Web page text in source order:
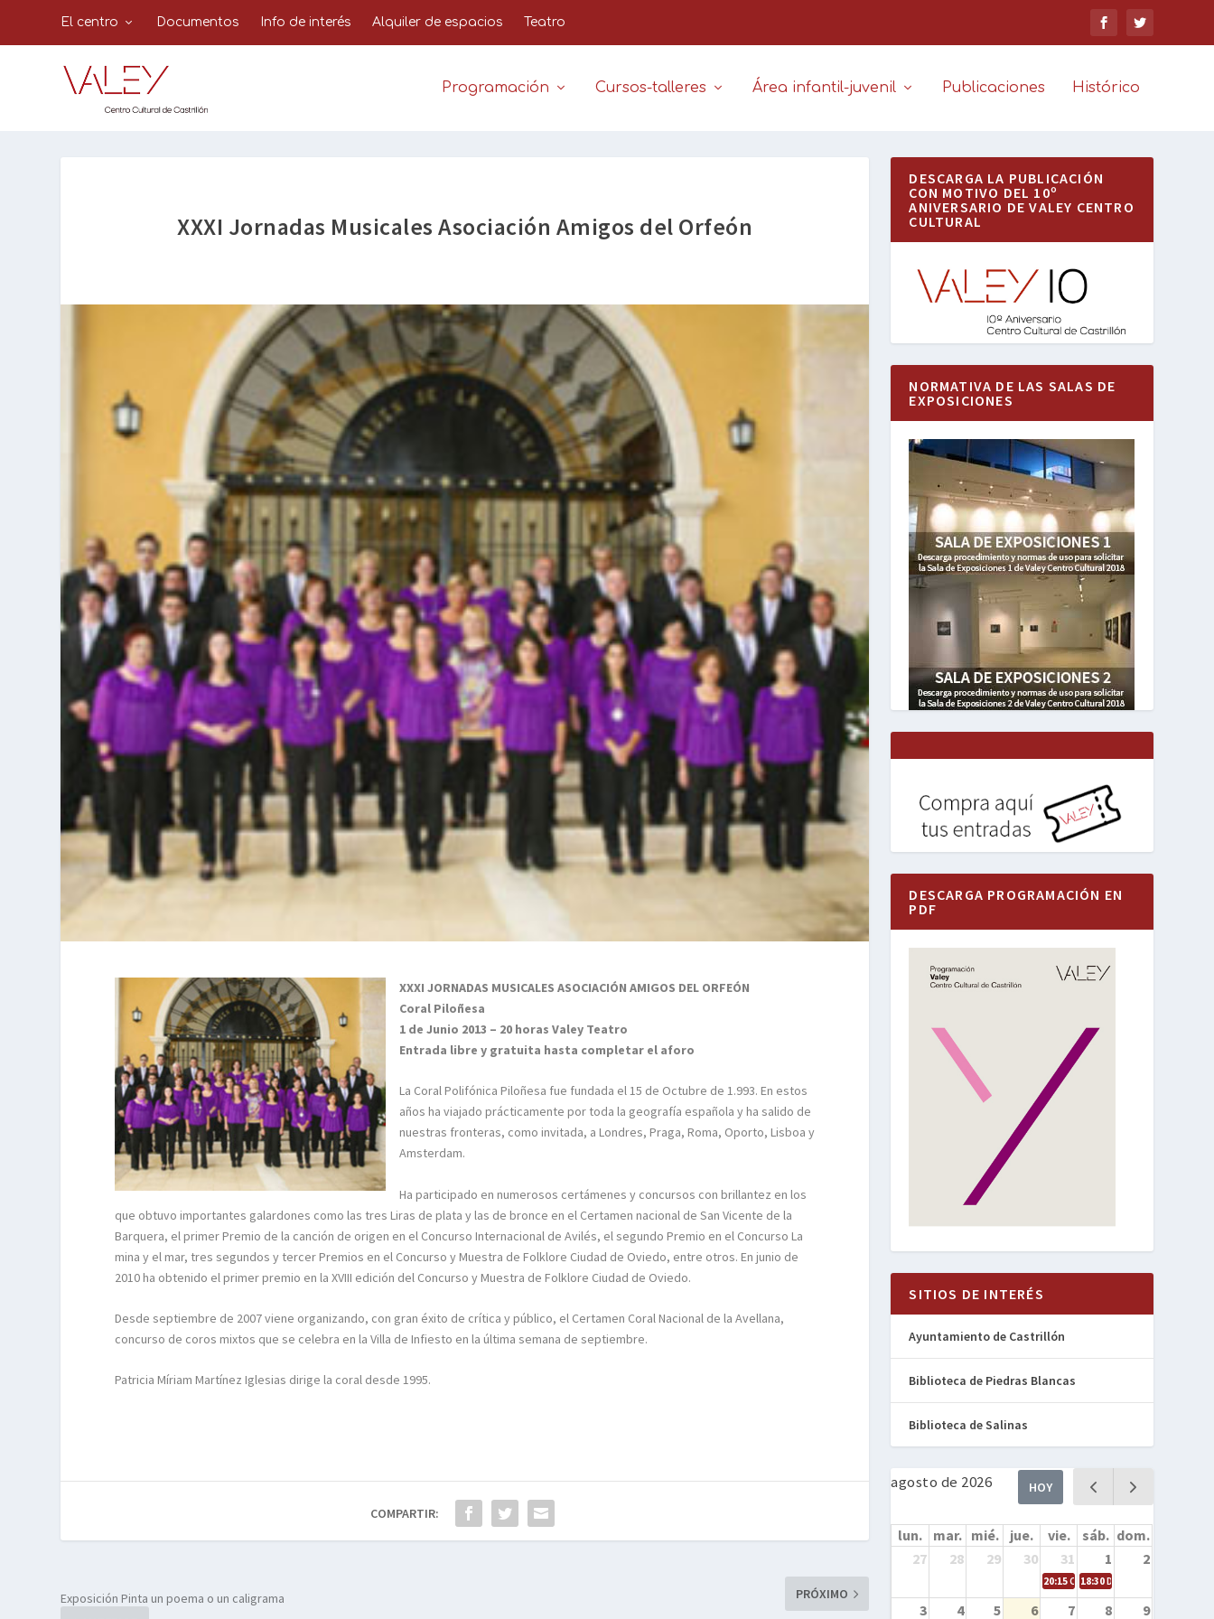
El centro Documentos Info de interés Alquiler de espacios Teatro
Programación Cursos-talleres Área infantil-juvenil Publicaciones Histórico
XXXI Jornadas Musicales Asociación Amigos del Orfeón
XXXI JORNADAS MUSICALES ASOCIACIÓN AMIGOS DEL ORFEÓN
Coral Piloñesa
1 de Junio 2013 – 20 horas Valey Teatro
Entrada libre y gratuita hasta completar el aforo
La Coral Polifónica Piloñesa fue fundada el 15 de Octubre de 1.993. En estos
años ha viajado prácticamente por toda la geografía española y ha salido de
nuestras fronteras, como invitada, a Londres, Praga, Roma, Oporto, Lisboa y
Amsterdam.
Ha participado en numerosos certámenes y concursos con brillantez en los
que obtuvo importantes galardones como las tres Liras de plata y las de bronce en el Certamen nacional de San Vicente de la
Barquera, el primer Premio de la canción de origen en el Concurso Internacional de Avilés, el segundo Premio en el Concurso La
mina y el mar, tres segundos y tercer Premios en el Concurso y Muestra de Folklore Ciudad de Oviedo, entre otros. En junio de
2010 ha obtenido el primer premio en la XVIII edición del Concurso y Muestra de Folklore Ciudad de Oviedo.
Desde septiembre de 2007 viene organizando, con gran éxito de crítica y público, el Certamen Coral Nacional de la Avellana,
concurso de coros mixtos que se celebra en la Villa de Infiesto en la última semana de septiembre.
Patricia Míriam Martínez Iglesias dirige la coral desde 1995.
COMPARTIR:
Exposición Pinta un poema o un caligrama
PRÓXIMO
DESCARGA LA PUBLICACIÓN
CON MOTIVO DEL 10º
ANIVERSARIO DE VALEY CENTRO
CULTURAL
NORMATIVA DE LAS SALAS DE
EXPOSICIONES
DESCARGA PROGRAMACIÓN EN
PDF
SITIOS DE INTERÉS
Ayuntamiento de Castrillón
Biblioteca de Piedras Blancas
Biblioteca de Salinas
agosto de 2026 HOY
lun. mar. mié. jue. vie. sáb. dom.
27
28 29 30 31 1 2
20:15Cine en la calle – Cómo
18:30Danza – Cita en el
3 4 5 6 7 8 9